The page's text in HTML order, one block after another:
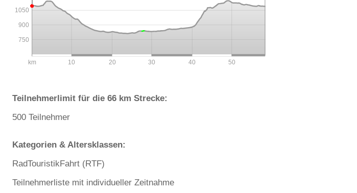
750
900
1050
km 10 20 30 40 50
Teilnehmerlimit für die 66 km Strecke:
500 Teilnehmer
Kategorien & Altersklassen:
RadTouristikFahrt (RTF)
Teilnehmerliste mit individueller Zeitnahme